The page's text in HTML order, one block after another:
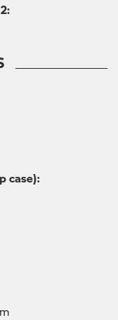
case):